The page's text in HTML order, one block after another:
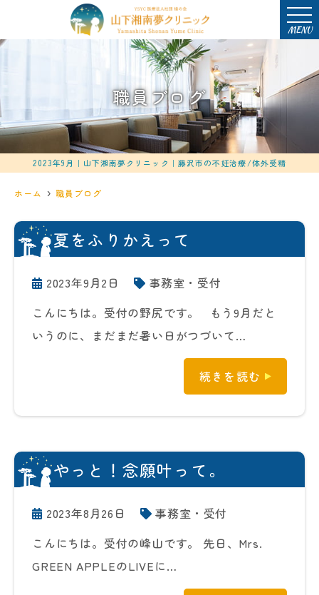
MENU
職員ブログ
2023年9月｜山下湘南夢クリニック｜藤沢市の不妊治療/体外受精
ホーム 職員ブログ
夏をふりかえって
2023年9月2日
事務室・受付
こんにちは。受付の野尻です。 もう9月だと
いうのに、まだまだ暑い日がつづいて…
続きを読む
やっと！念願叶って。
2023年8月26日
事務室・受付
こんにちは。受付の峰山です。 先日、Mrs.
GREEN APPLEのLIVEに…